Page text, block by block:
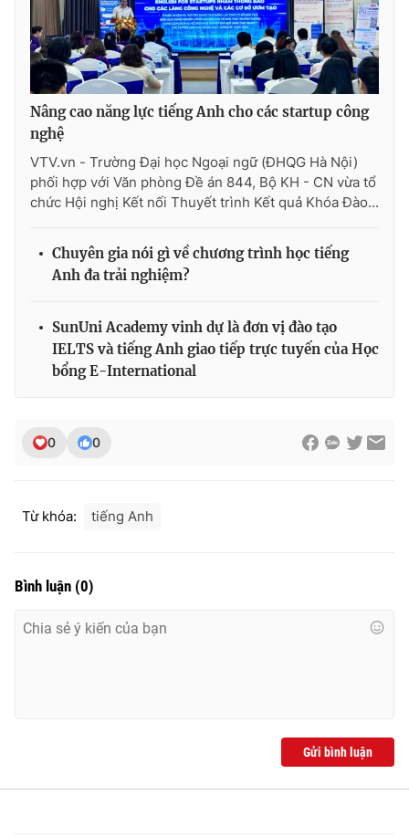
THỜI BÁO VTV
Theo dõi báo trên
Cơ quan báo chí:Thời báo VTV
Giấy phép hoạt động báo in và báo điện tử số 483/GP-BTTTT
Tổng Biên tập: Vũ Thanh Thủy
Phó Tổng Biên tập:Nguyễn Thị Mỹ Hạnh, Phạm Quốc Thắng,
Nguyễn Trọng Ninh
Email:toasoan@vtv.vn
thuận bằng văn bản. Ghi rõ nguồn VTV.vn khi phát hành lại
Nâng cao năng lực tiếng Anh cho các startup công
nghệ
VTV.vn - Trường Đại học Ngoại ngữ (ĐHQG Hà Nội)
phối hợp với Văn phòng Đề án 844, Bộ KH - CN vừa tổ
chức Hội nghị Kết nối Thuyết trình Kết quả Khóa Đào...
Chuyên gia nói gì về chương trình học tiếng
Anh đa trải nghiệm?
SunUni Academy vinh dự là đơn vị đào tạo
IELTS và tiếng Anh giao tiếp trực tuyến của Học
bổng E-International
0 0
Từ khóa: tiếng Anh
Bình luận (0)
Gửi bình luận